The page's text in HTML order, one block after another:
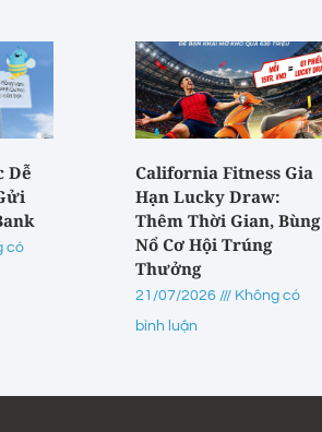
Dễ
có
California Fitness Gia
Hạn Lucky Draw:
Thêm Thời Gian, Bùng
Nổ Cơ Hội Trúng
Thưởng
21/07/2026
Không có
bình luận